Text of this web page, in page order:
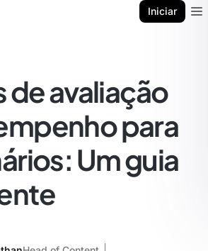
Iniciar
de avaliação
para
Um guia